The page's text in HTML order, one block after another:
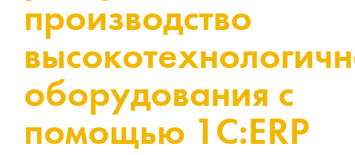
производство
оборудования с
помощью 1С:ERP